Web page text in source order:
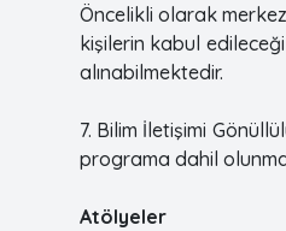
Öncelikli olarak
kişilerin kabul
alınabilmektedir.
7. Bilim İletişimi
programa dahil
Atölyeler